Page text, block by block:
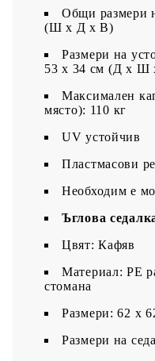
Общи размери
(Ш x Д x В)
Размери на
53 x 34 см (Д x Ш
Максимален
място): 110 кг
UV устойчив
Пластмасови
Необходим е
Ъглова
Цвят: Кафяв
Материал: PE
стомана
Размери: 62 x
Размери на